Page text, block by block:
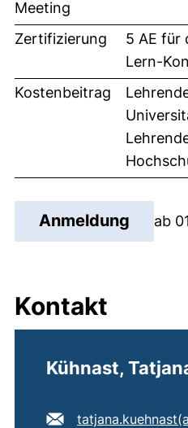
Meeting
Zertifizierung
5 AE für
Lern-
Kostenbeitrag
Anmeldung ab
Kontakt
Kühnast,
E-Mail Adresse: